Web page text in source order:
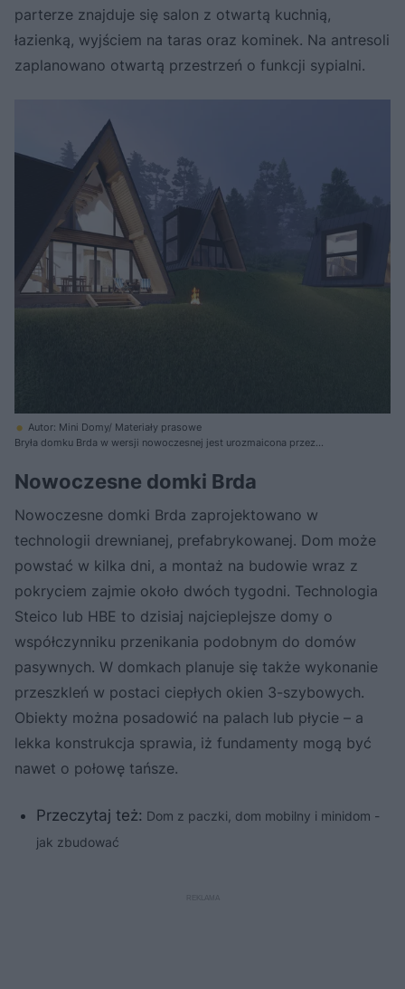
parterze znajduje się salon z otwartą kuchnią,
łazienką, wyjściem na taras oraz kominek. Na antresoli
zaplanowano otwartą przestrzeń o funkcji sypialni.
Autor: Mini Domy/ Materiały prasowe
Bryła domku Brda w wersji nowoczesnej jest urozmaicona przez
Nowoczesne domki Brda
Nowoczesne domki Brda zaprojektowano w
technologii drewnianej, prefabrykowanej. Dom może
powstać w kilka dni, a montaż na budowie wraz z
pokryciem zajmie około dwóch tygodni. Technologia
Steico lub HBE to dzisiaj najcieplejsze domy o
współczynniku przenikania podobnym do domów
pasywnych. W domkach planuje się także wykonanie
przeszkleń w postaci ciepłych okien 3-szybowych.
Obiekty można posadowić na palach lub płycie – a
lekka konstrukcja sprawia, iż fundamenty mogą być
nawet o połowę tańsze.
Przeczytaj też: Dom z paczki, dom mobilny i minidom -
jak zbudować